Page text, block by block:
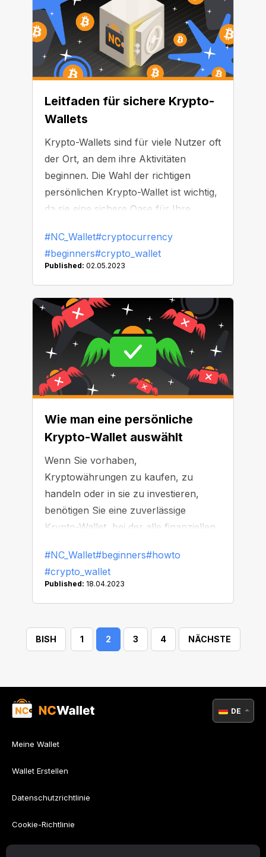
nicht! Vor kurzer Zeit entdeckte die
Krypto-Community einen KI-gestützten
Chatbot, der Schlupflöcher in Smart
Contracts ausfindig machen kann. Sie
können aufregende Resultate
Leitfaden für sichere Krypto-
Wallets
Krypto-Wallets sind für viele Nutzer oft
der Ort, an dem ihre Aktivitäten
beginnen. Die Wahl der richtigen
persönlichen Krypto-Wallet ist wichtig,
da sie eine sichere Oase für Ihre
können Sie sicherstellen, dass Ihre
Bestände an einem wirklich sicheren
mit der Sicherheit um? Bleiben Sie
dran, um es herauszufinden…
#NC_Wallet#cryptocurrency
#beginners#crypto_wallet
Published: 02.05.2023
Wie man eine persönliche
Krypto-Wallet auswählt
Wenn Sie vorhaben,
Kryptowährungen zu kaufen, zu
handeln oder in sie zu investieren,
benötigen Sie eine zuverlässige
Krypto-Wallet, bei der alle finanziellen
und Verantwortlichkeit stehen. Es gibt
viele Merkmale, die bei der Auswahl
#NC_Wallet#beginners#howto
#crypto_wallet
Published: 18.04.2023
BISH 1 2 3 4 NÄCHSTE
Meine Wallet
Wallet Erstellen
Datenschutzrichtlinie
Cookie-Richtlinie
DE